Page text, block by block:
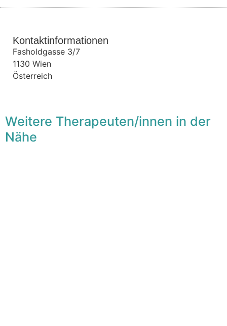
Kontaktinformationen
Fasholdgasse 3/7
1130 Wien
Österreich
Weitere Therapeuten/innen in der
Nähe